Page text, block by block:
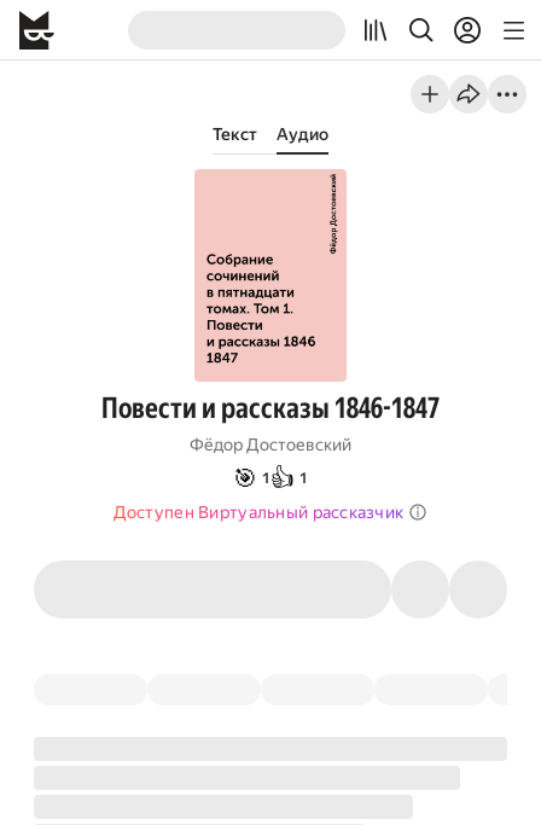
Текст Аудио
Повести и рассказы 1846-1847
Фёдор Достоевский
🎯 1 👍 1
Доступен Виртуальный рассказчик